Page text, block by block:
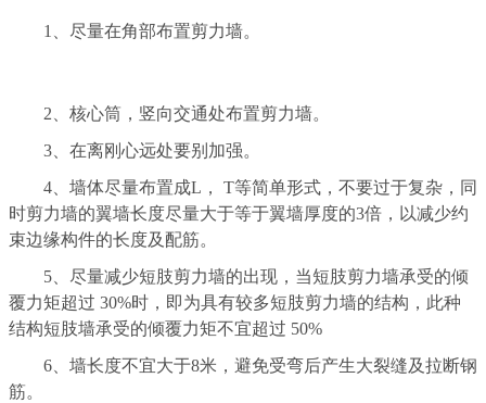
1、尽量在角部布置剪力墙。
2、核心筒，竖向交通处布置剪力墙。
3、在离刚心远处要别加强。
4、墙体尽量布置成L， T等简单形式，不要过于复杂，同
时剪力墙的翼墙长度尽量大于等于翼墙厚度的3倍，以减少约
束边缘构件的长度及配筋。
5、尽量减少短肢剪力墙的出现，当短肢剪力墙承受的倾
覆力矩超过 30%时，即为具有较多短肢剪力墙的结构，此种
结构短肢墙承受的倾覆力矩不宜超过 50%
6、墙长度不宜大于8米，避免受弯后产生大裂缝及拉断钢
筋。